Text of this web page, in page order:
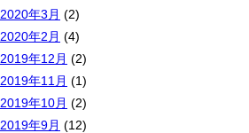
2020年3月 (2)
2020年2月 (4)
2019年12月 (2)
2019年11月 (1)
2019年10月 (2)
2019年9月 (12)